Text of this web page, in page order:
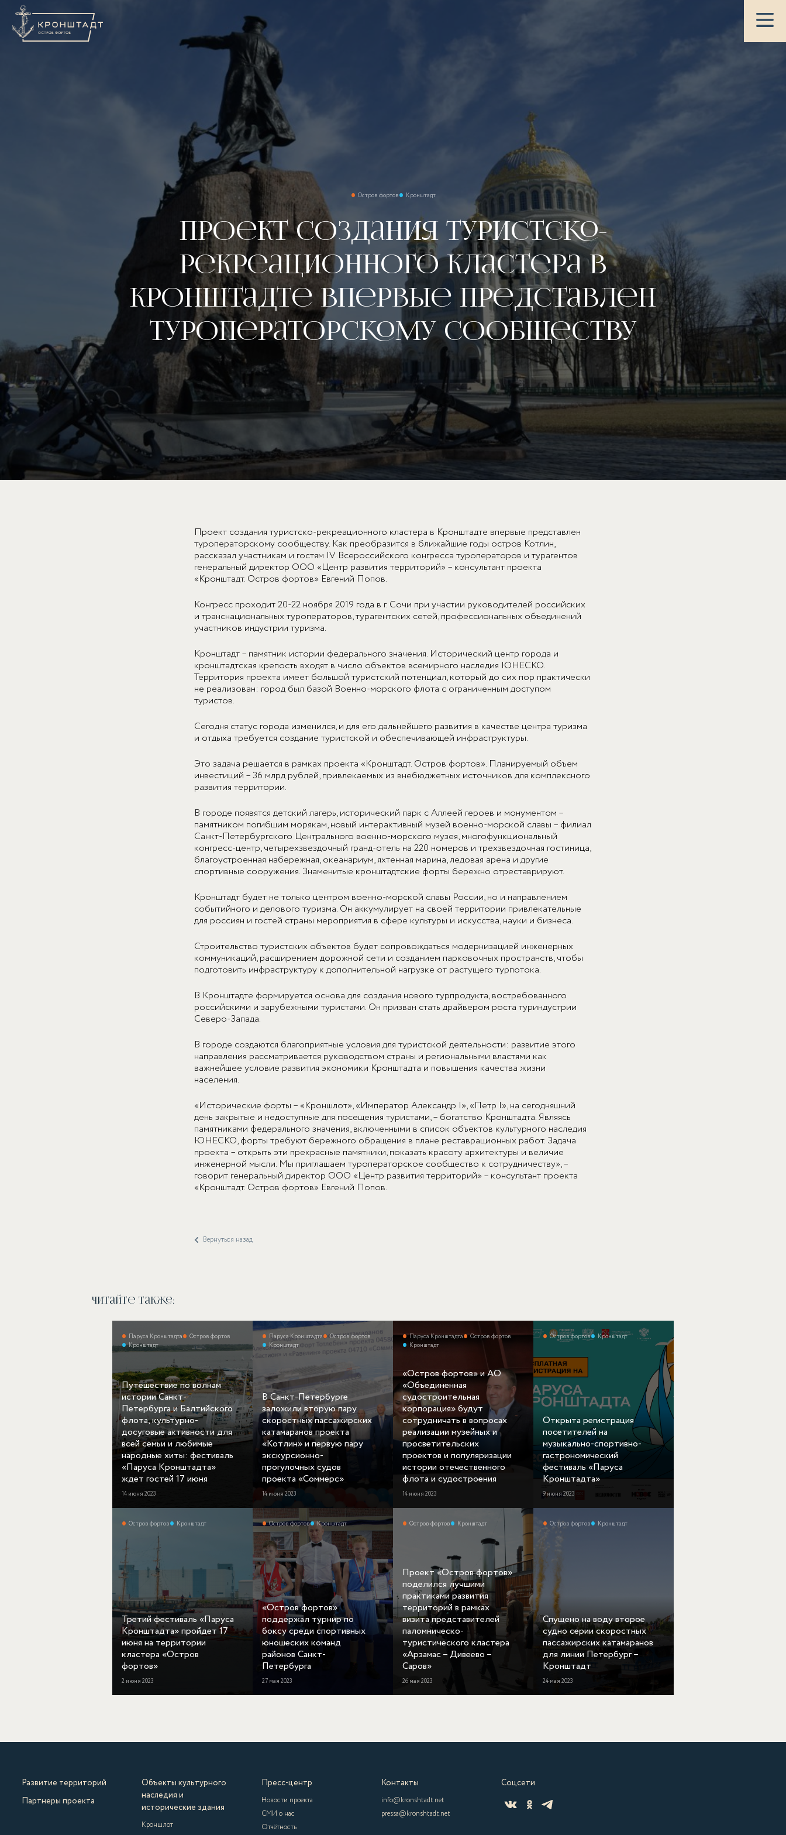
Остров фортов Кронштадт
Проект создания туристско-
рекреационного кластера в
Кронштадте впервые представлен
туроператорскому сообществу
Проект создания туристско-рекреационного кластера в Кронштадте впервые представлен
туроператорскому сообществу. Как преобразится в ближайшие годы остров Котлин,
рассказал участникам и гостям IV Всероссийского конгресса туроператоров и турагентов
генеральный директор ООО «Центр развития территорий» – консультант проекта
«Кронштадт. Остров фортов» Евгений Попов.
Конгресс проходит 20-22 ноября 2019 года в г. Сочи при участии руководителей российских
и транснациональных туроператоров, турагентских сетей, профессиональных объединений
участников индустрии туризма.
Кронштадт – памятник истории федерального значения. Исторический центр города и
кронштадтская крепость входят в число объектов всемирного наследия ЮНЕСКО.
Территория проекта имеет большой туристский потенциал, который до сих пор практически
не реализован: город был базой Военно-морского флота с ограниченным доступом
туристов.
Сегодня статус города изменился, и для его дальнейшего развития в качестве центра туризма
и отдыха требуется создание туристской и обеспечивающей инфраструктуры.
Это задача решается в рамках проекта «Кронштадт. Остров фортов». Планируемый объем
инвестиций – 36 млрд рублей, привлекаемых из внебюджетных источников для комплексного
развития территории.
В городе появятся детский лагерь, исторический парк с Аллеей героев и монументом –
памятником погибшим морякам, новый интерактивный музей военно-морской славы – филиал
Санкт-Петербургского Центрального военно-морского музея, многофункциональный
конгресс-центр, четырехзвездочный гранд-отель на 220 номеров и трехзвездочная гостиница,
благоустроенная набережная, океанариум, яхтенная марина, ледовая арена и другие
спортивные сооружения. Знаменитые кронштадтские форты бережно отреставрируют.
Кронштадт будет не только центром военно-морской славы России, но и направлением
событийного и делового туризма. Он аккумулирует на своей территории привлекательные
для россиян и гостей страны мероприятия в сфере культуры и искусства, науки и бизнеса.
Строительство туристских объектов будет сопровождаться модернизацией инженерных
коммуникаций, расширением дорожной сети и созданием парковочных пространств, чтобы
подготовить инфраструктуру к дополнительной нагрузке от растущего турпотока.
В Кронштадте формируется основа для создания нового турпродукта, востребованного
российскими и зарубежными туристами. Он призван стать драйвером роста туриндустрии
Северо-Запада.
В городе создаются благоприятные условия для туристской деятельности: развитие этого
направления рассматривается руководством страны и региональными властями как
важнейшее условие развития экономики Кронштадта и повышения качества жизни
населения.
«Исторические форты – «Кроншлот», «Император Александр I», «Петр I», на сегодняшний
день закрытые и недоступные для посещения туристами, – богатство Кронштадта. Являясь
памятниками федерального значения, включенными в список объектов культурного наследия
ЮНЕСКО, форты требуют бережного обращения в плане реставрационных работ. Задача
проекта – открыть эти прекрасные памятники, показать красоту архитектуры и величие
инженерной мысли. Мы приглашаем туроператорское сообщество к сотрудничеству», –
говорит генеральный директор ООО «Центр развития территорий» – консультант проекта
«Кронштадт. Остров фортов» Евгений Попов.
Читайте также:
Паруса Кронштадта
Остров фортов
Кронштадт
Путешествие по волнам
истории Санкт-
Петербурга и Балтийского
флота, культурно-
досуговые активности для
всей семьи и любимые
народные хиты: фестиваль
«Паруса Кронштадта»
ждет гостей 17 июня
14 июня 2023
Паруса Кронштадта
Остров фортов
Кронштадт
В Санкт-Петербурге
заложили вторую пару
скоростных пассажирских
катамаранов проекта
«Котлин» и первую пару
экскурсионно-
прогулочных судов
проекта «Соммерс»
14 июня 2023
Паруса Кронштадта
Остров фортов
Кронштадт
«Остров фортов» и АО
«Объединенная
судостроительная
корпорация» будут
сотрудничать в вопросах
реализации музейных и
просветительских
проектов и популяризации
истории отечественного
флота и судостроения
14 июня 2023
Остров фортов Кронштадт
Открыта регистрация
посетителей на
музыкально-спортивно-
гастрономический
фестиваль «Паруса
Кронштадта»
9 июня 2023
Остров фортов Кронштадт
Третий фестиваль «Паруса
Кронштадта» пройдет 17
июня на территории
кластера «Остров
фортов»
2 июня 2023
Остров фортов Кронштадт
«Остров фортов»
поддержал турнир по
боксу среди спортивных
юношеских команд
районов Санкт-
Петербурга
27 мая 2023
Остров фортов Кронштадт
Проект «Остров фортов»
поделился лучшими
практиками развития
территорий в рамках
визита представителей
паломническо-
туристического кластера
«Арзамас – Дивеево –
Саров»
26 мая 2023
Остров фортов Кронштадт
Спущено на воду второе
судно серии скоростных
пассажирских катамаранов
для линии Петербург –
Кронштадт
24 мая 2023
Развитие территорий
Партнеры проекта
Объекты культурного
наследия и
исторические здания
Кроншлот
Пресс-центр
Новости проекта
СМИ о нас
Отчётность
Контакты
info@kronshtadt.net
pressa@kronshtadt.net
Соцсети